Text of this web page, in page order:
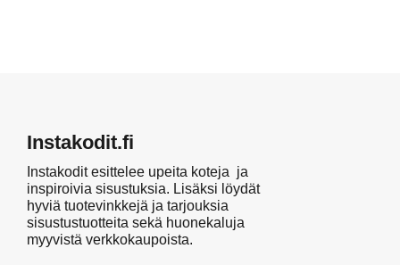
Instakodit.fi
Instakodit esittelee upeita koteja ja
inspiroivia sisustuksia. Lisäksi löydät
hyviä tuotevinkkejä ja tarjouksia
sisustustuotteita sekä huonekaluja
myyvistä verkkokaupoista.